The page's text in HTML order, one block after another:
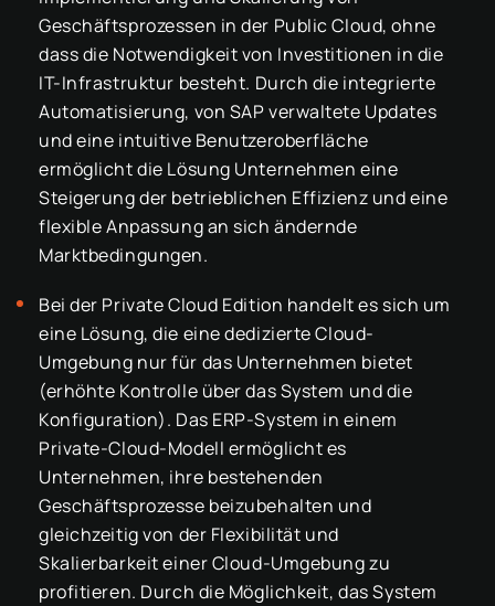
Geschäftsprozessen in der Public Cloud, ohne
dass die Notwendigkeit von Investitionen in die
IT-Infrastruktur besteht. Durch die integrierte
Automatisierung, von SAP verwaltete Updates
und eine intuitive Benutzeroberfläche
ermöglicht die Lösung Unternehmen eine
Steigerung der betrieblichen Effizienz und eine
flexible Anpassung an sich ändernde
Marktbedingungen.
Bei der Private Cloud Edition handelt es sich um
eine Lösung, die eine dedizierte Cloud-
Umgebung nur für das Unternehmen bietet
(erhöhte Kontrolle über das System und die
Konfiguration). Das ERP-System in einem
Private-Cloud-Modell ermöglicht es
Unternehmen, ihre bestehenden
Geschäftsprozesse beizubehalten und
gleichzeitig von der Flexibilität und
Skalierbarkeit einer Cloud-Umgebung zu
profitieren. Durch die Möglichkeit, das System